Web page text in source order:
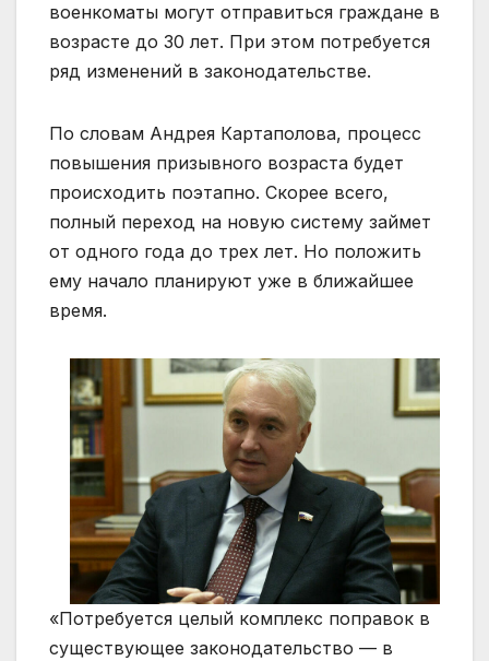
военкоматы могут отправиться граждане в
возрасте до 30 лет. При этом потребуется
ряд изменений в законодательстве.
По словам Андрея Картаполова, процесс
повышения призывного возраста будет
происходить поэтапно. Скорее всего,
полный переход на новую систему займет
от одного года до трех лет. Но положить
ему начало планируют уже в ближайшее
время.
«Потребуется целый комплекс поправок в
существующее законодательство — в